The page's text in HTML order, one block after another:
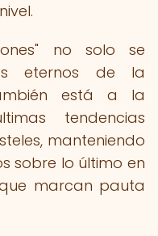
no solo se
eternos de la
está a la
tendencias
manteniendo
sobre lo último en
marcan pauta